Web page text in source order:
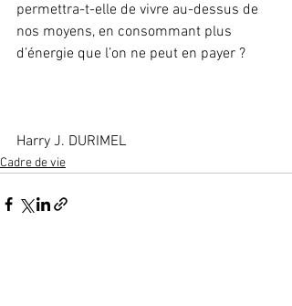
permettra-t-elle de vivre au-dessus de
nos moyens, en consommant plus
d’énergie que l’on ne peut en payer ?
Harry J. DURIMEL
Cadre de vie